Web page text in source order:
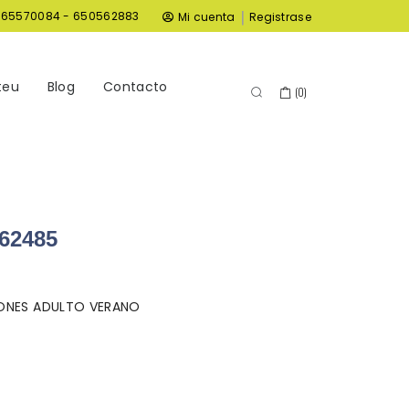
- 650562883 Mi cuenta | Registrase
Blog Contacto (0)
ADULTO VERANO